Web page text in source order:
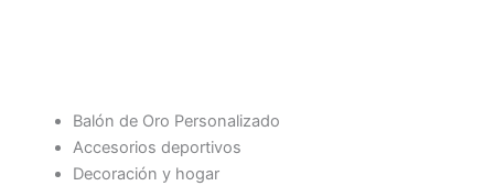
Balón de Oro Personalizado
Accesorios deportivos
Decoración y hogar